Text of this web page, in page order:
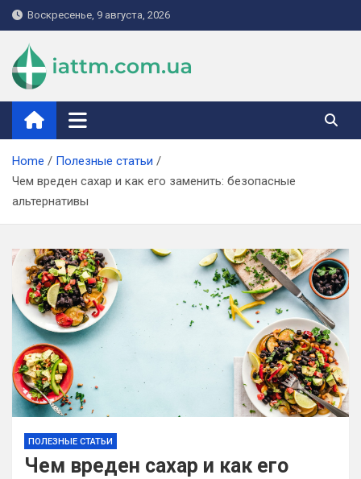
Skip
to
content
Воскресенье, 9 августа, 2026
iattm.com.ua
Home
Полезные статьи
Чем вреден сахар и как его заменить: безопасные
альтернативы
ПОЛЕЗНЫЕ СТАТЬИ
Чем вреден сахар и как его